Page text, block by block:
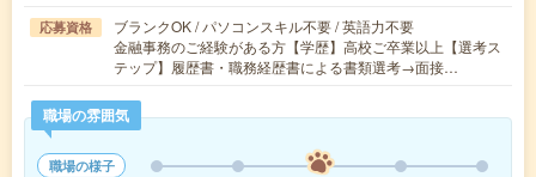
応募資格
ブランクOK / パソコンスキル不要 / 英語力不要
金融事務のご経験がある方【学歴】高校ご卒業以上【選考ス
テップ】履歴書・職務経歴書による書類選考→面接…
職場の雰囲気
職場の様子